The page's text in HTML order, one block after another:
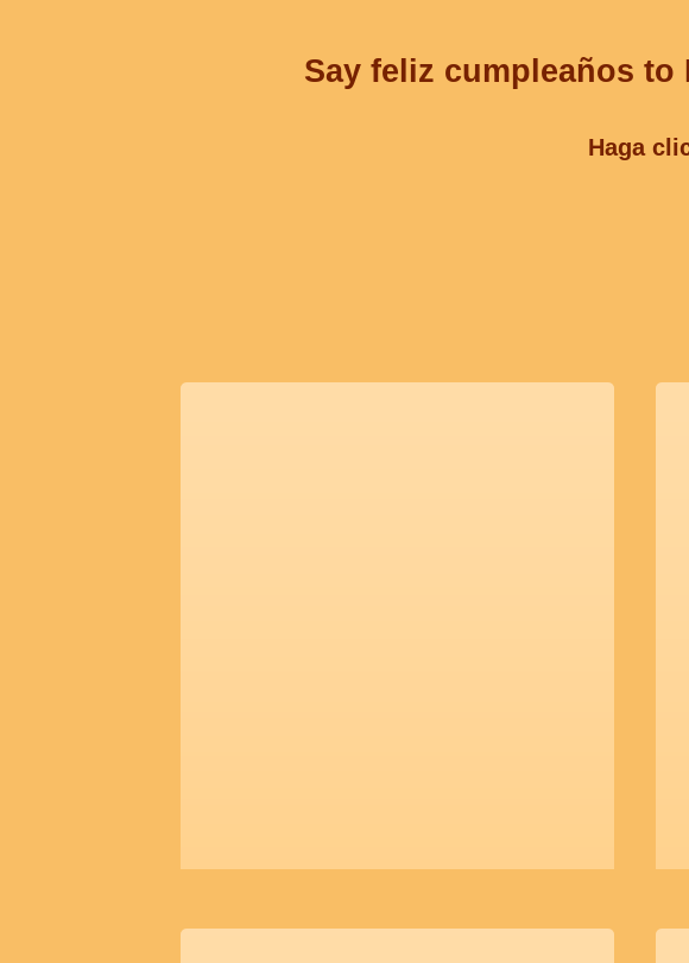
Say feliz cumpleaños
Haga